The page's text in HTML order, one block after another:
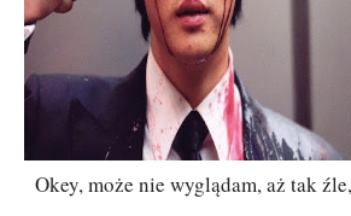
Okey, może nie wyglądam, aż tak